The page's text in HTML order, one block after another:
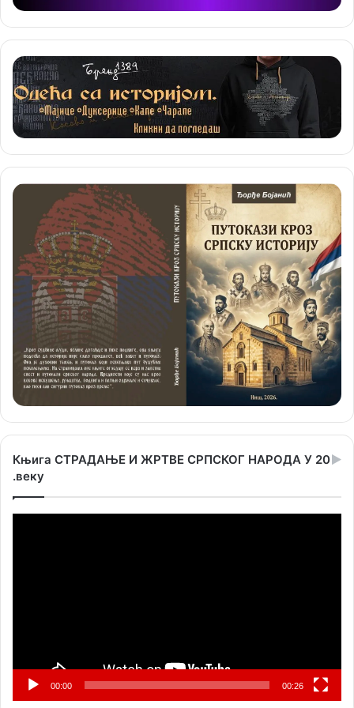
Књига СТРАДАЊЕ И ЖРТВЕ СРПСКОГ НАРОДА У 20
.веку
00:00 00:26